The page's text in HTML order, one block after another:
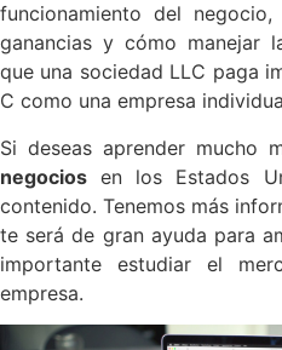
funcionamiento del
ganancias y cómo manejar
que una sociedad LLC paga
C como una empresa
Si deseas aprender mucho
negocios en los Estados
contenido. Tenemos más
te será de gran ayuda para
importante estudiar el
empresa.